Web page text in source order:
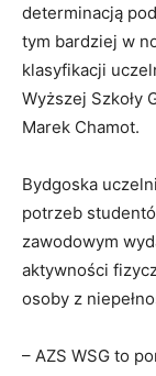
determinacją
tym bardziej w
klasyfikacji
Wyższej Szkoły
Marek Chamot.
Bydgoska
potrzeb
zawodowym
aktywności
osoby z
– AZS WSG to